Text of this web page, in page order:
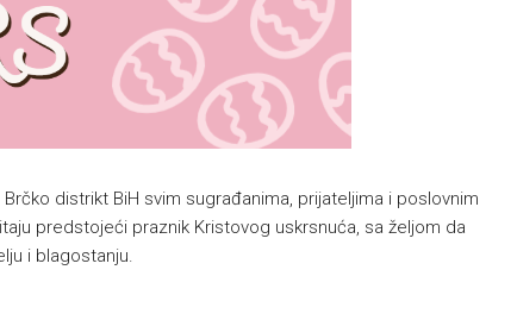
distrikt BiH svim sugrađanima, prijateljima i poslovnim
predstojeći praznik Kristovog uskrsnuća, sa željom da
i blagostanju.